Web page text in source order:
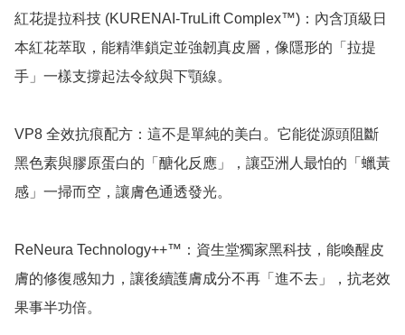
紅花提拉科技 (KURENAI-TruLift Complex™)：內含頂級日
本紅花萃取，能精準鎖定並強韌真皮層，像隱形的「拉提
手」一樣支撐起法令紋與下顎線。
VP8 全效抗痕配方：這不是單純的美白。它能從源頭阻斷
黑色素與膠原蛋白的「醣化反應」，讓亞洲人最怕的「蠟黃
感」一掃而空，讓膚色通透發光。
ReNeura Technology++™：資生堂獨家黑科技，能喚醒皮
膚的修復感知力，讓後續護膚成分不再「進不去」，抗老效
果事半功倍。